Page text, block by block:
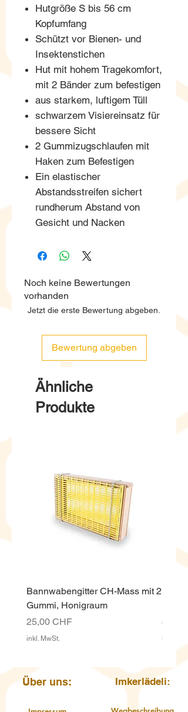
Hutgröße S bis 56 cm
Kopfumfang
Schützt vor Bienen- und
Insektenstichen
Hut mit hohem Tragekomfort,
mit 2 Bänder zum befestigen
aus starkem, luftigem Tüll
schwarzem Visiereinsatz für
bessere Sicht
2 Gummizugschlaufen mit
Haken zum Befestigen
Ein elastischer
Abstandsstreifen sichert
rundherum Abstand von
Gesicht und Nacken
Noch keine Bewertungen
vorhanden
Jetzt die erste Bewertung abgeben.
Bewertung abgeben
Ähnliche
Produkte
Bannwabengitter CH-Mass mit 2
Gummi, Honigraum
Preis
25,00 CHF
inkl. MwSt.
Preis
4,00
inkl.
Über uns: Imkerlädeli:
Wegbeschreibung